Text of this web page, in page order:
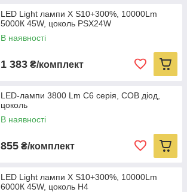
LED Light лампи X S10+300%, 10000Lm
5000К 45W, цоколь PSX24W
В наявності
1 383 ₴/комплект
LED-лампи 3800 Lm C6 серія, COB діод,
цоколь
В наявності
855 ₴/комплект
LED Light лампи X S10+300%, 10000Lm
6000К 45W, цоколь H4